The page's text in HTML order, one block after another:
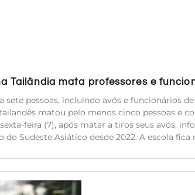
Tailândia mata professores e
sete pessoas, incluindo avós e funcionários
matou pelo menos cinco pessoas e
feira (7), após matar a tiros seus avós,
do Sudeste Asiático desde 2022. A escola fica